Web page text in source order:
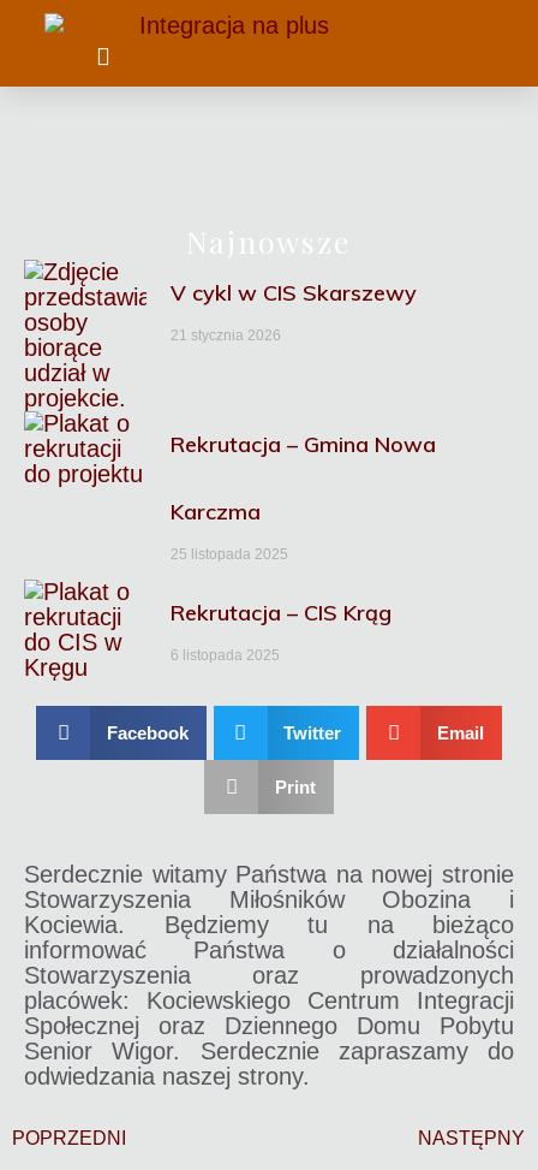
Najnowsze
V cykl w CIS Skarszewy
21 stycznia 2026
Rekrutacja – Gmina Nowa
Karczma
25 listopada 2025
Rekrutacja – CIS Krąg
6 listopada 2025
Facebook Twitter Email
Print
Serdecznie witamy Państwa na nowej stronie
Stowarzyszenia Miłośników Obozina i
Kociewia. Będziemy tu na bieżąco
informować Państwa o działalności
Stowarzyszenia oraz prowadzonych
placówek: Kociewskiego Centrum Integracji
Społecznej oraz Dziennego Domu Pobytu
Senior Wigor. Serdecznie zapraszamy do
odwiedzania naszej strony.
POPRZEDNI NASTĘPNY